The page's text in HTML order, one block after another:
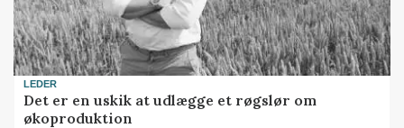
LEDER
Det er en uskik at udlægge et røgslør om
økoproduktion